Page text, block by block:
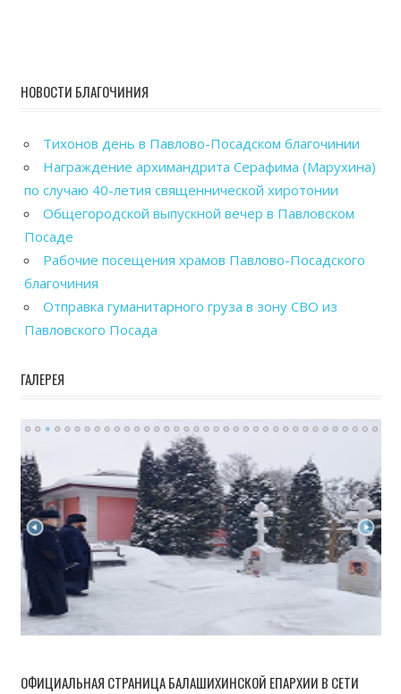
НОВОСТИ БЛАГОЧИНИЯ
Тихонов день в Павлово-Посадском благочинии
Награждение архимандрита Серафима (Марухина)
по случаю 40-летия священнической хиротонии
Общегородской выпускной вечер в Павловском
Посаде
Рабочие посещения храмов Павлово-Посадского
благочиния
Отправка гуманитарного груза в зону СВО из
Павловского Посада
ГАЛЕРЕЯ
ОФИЦИАЛЬНАЯ СТРАНИЦА БАЛАШИХИНСКОЙ ЕПАРХИИ В СЕТИ